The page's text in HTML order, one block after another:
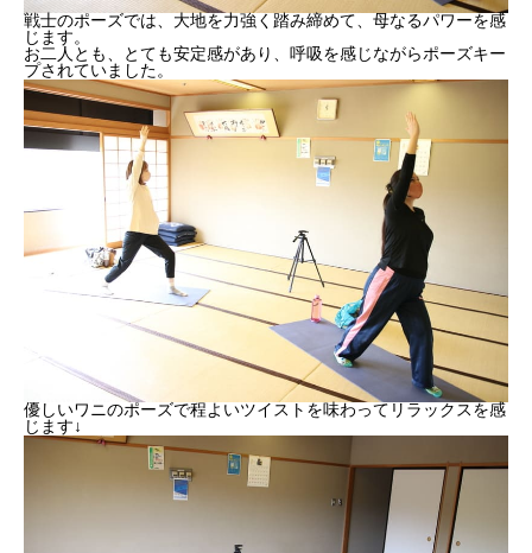
戦士のポーズでは、大地を力強く踏み締めて、母なるパワーを感
じます。
お二人とも、とても安定感があり、呼吸を感じながらポーズキー
プされていました。
優しいワニのポーズで程よいツイストを味わってリラックスを感
じます↓